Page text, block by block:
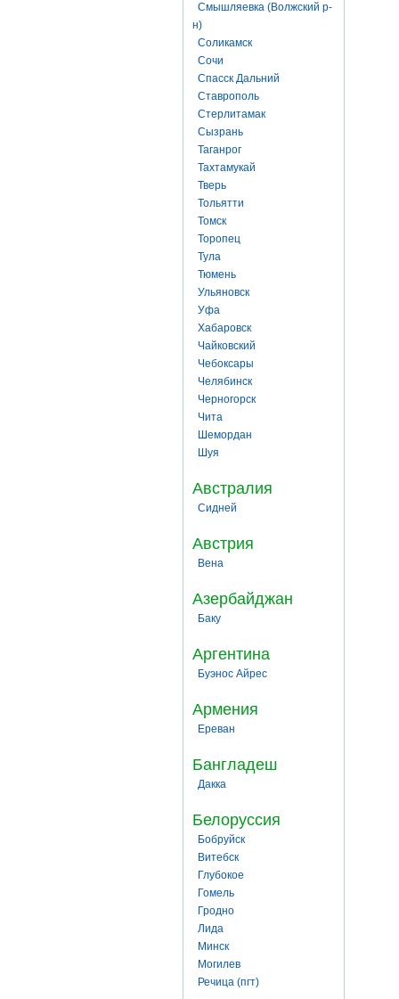
Смышляевка (Волжский р-
н)
Соликамск
Сочи
Спасск Дальний
Ставрополь
Стерлитамак
Сызрань
Таганрог
Тахтамукай
Тверь
Тольятти
Томск
Торопец
Тула
Тюмень
Ульяновск
Уфа
Хабаровск
Чайковский
Чебоксары
Челябинск
Черногорск
Чита
Шемордан
Шуя
Австралия
Сидней
Австрия
Вена
Азербайджан
Баку
Аргентина
Буэнос Айрес
Армения
Ереван
Бангладеш
Дакка
Белоруссия
Бобруйск
Витебск
Глубокое
Гомель
Гродно
Лида
Минск
Могилев
Речица (пгт)